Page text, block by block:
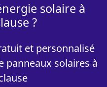
solaire à
?
et personnalisé
panneaux solaires à